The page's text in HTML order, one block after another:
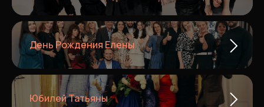
День Рождения Елены
Юбилей Татьяны